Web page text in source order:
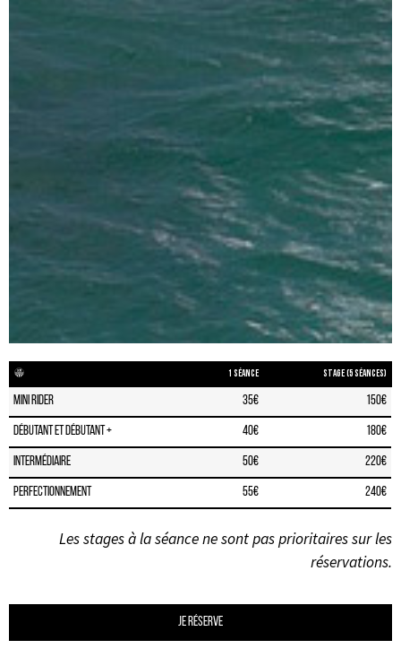
1 séance Stage (5 séances)
Mini Rider 35€ 150€
Débutant et débutant + 40€ 180€
Intermédiaire 50€ 220€
Perfectionnement 55€ 240€
Les stages à la séance ne sont pas prioritaires sur les
réservations.
Je réserve